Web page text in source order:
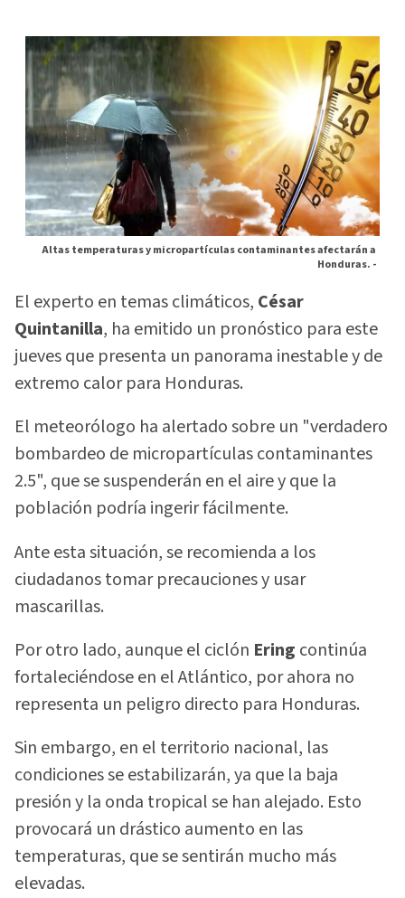
Altas temperaturas y micropartículas contaminantes afectarán a
Honduras. -
El experto en temas climáticos, César
Quintanilla, ha emitido un pronóstico para este
jueves que presenta un panorama inestable y de
extremo calor para Honduras.
El meteorólogo ha alertado sobre un "verdadero
bombardeo de micropartículas contaminantes
2.5", que se suspenderán en el aire y que la
población podría ingerir fácilmente.
Ante esta situación, se recomienda a los
ciudadanos tomar precauciones y usar
mascarillas.
Por otro lado, aunque el ciclón Ering continúa
fortaleciéndose en el Atlántico, por ahora no
representa un peligro directo para Honduras.
Sin embargo, en el territorio nacional, las
condiciones se estabilizarán, ya que la baja
presión y la onda tropical se han alejado. Esto
provocará un drástico aumento en las
temperaturas, que se sentirán mucho más
elevadas.